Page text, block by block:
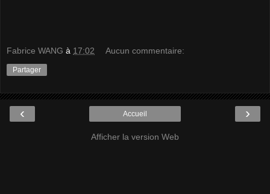
Fabrice WANG à 17:02 Aucun commentaire:
Partager
‹ ›
Accueil
Afficher la version Web